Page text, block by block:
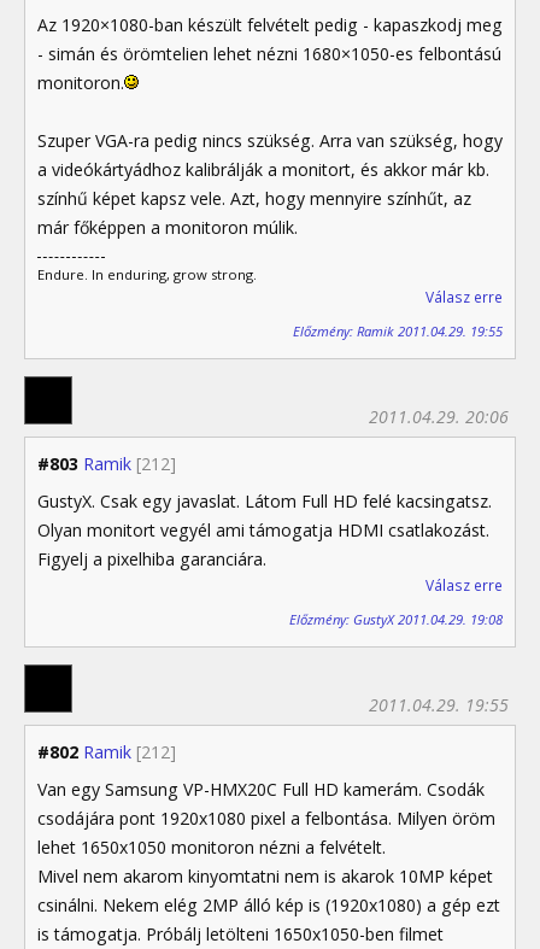
Az 1920×1080-ban készült felvételt pedig - kapaszkodj meg
- simán és örömtelien lehet nézni 1680×1050-es felbontású
monitoron.
Szuper VGA-ra pedig nincs szükség. Arra van szükség, hogy
a videókártyádhoz kalibrálják a monitort, és akkor már kb.
színhű képet kapsz vele. Azt, hogy mennyire színhűt, az
már főképpen a monitoron múlik.
Endure. In enduring, grow strong.
Válasz erre
Előzmény: Ramik 2011.04.29. 19:55
#803 Ramik [212]
2011.04.29. 20:06
GustyX. Csak egy javaslat. Látom Full HD felé kacsingatsz.
Olyan monitort vegyél ami támogatja HDMI csatlakozást.
Figyelj a pixelhiba garanciára.
Válasz erre
Előzmény: GustyX 2011.04.29. 19:08
#802 Ramik [212]
2011.04.29. 19:55
Van egy Samsung VP-HMX20C Full HD kamerám. Csodák
csodájára pont 1920x1080 pixel a felbontása. Milyen öröm
lehet 1650x1050 monitoron nézni a felvételt.
Mivel nem akarom kinyomtatni nem is akarok 10MP képet
csinálni. Nekem elég 2MP álló kép is (1920x1080) a gép ezt
is támogatja. Próbálj letölteni 1650x1050-ben filmet